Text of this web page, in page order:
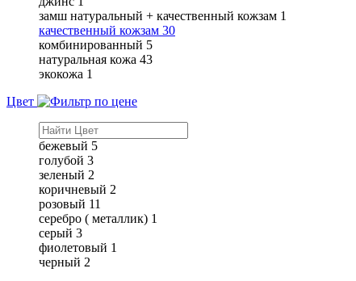
замш натуральный + качественный кожзам 1
качественный кожзам 30
комбинированный 5
натуральная кожа 43
экокожа 1
Цвет
бежевый 5
голубой 3
зеленый 2
коричневый 2
розовый 11
серебро ( металлик) 1
серый 3
фиолетовый 1
черный 2